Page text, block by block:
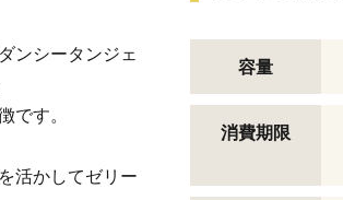
ンシータンジェ
です。
活かしてゼリー
容量
消費期限